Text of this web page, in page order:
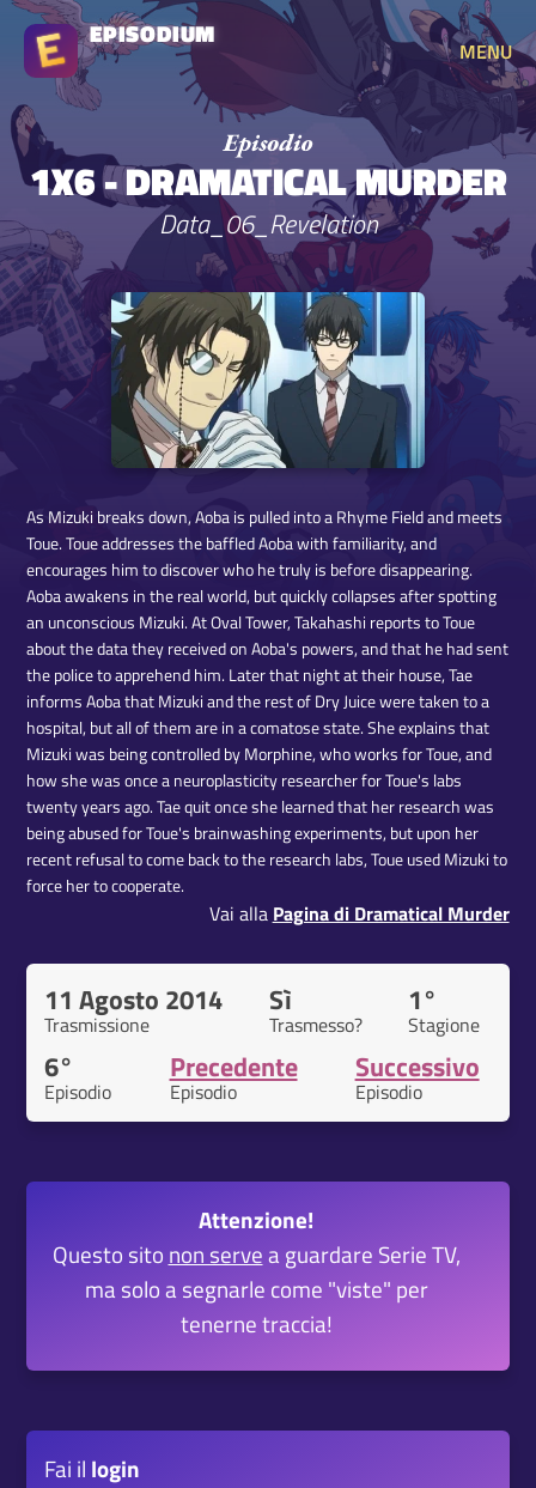
EPISODIUM
MENU
1X6 - DRAMATICAL MURDER
Data_06_Revelation
As Mizuki breaks down, Aoba is pulled into a Rhyme Field and meets
Toue. Toue addresses the baffled Aoba with familiarity, and
encourages him to discover who he truly is before disappearing.
Aoba awakens in the real world, but quickly collapses after spotting
an unconscious Mizuki. At Oval Tower, Takahashi reports to Toue
about the data they received on Aoba's powers, and that he had sent
the police to apprehend him. Later that night at their house, Tae
informs Aoba that Mizuki and the rest of Dry Juice were taken to a
hospital, but all of them are in a comatose state. She explains that
Mizuki was being controlled by Morphine, who works for Toue, and
how she was once a neuroplasticity researcher for Toue's labs
twenty years ago. Tae quit once she learned that her research was
being abused for Toue's brainwashing experiments, but upon her
recent refusal to come back to the research labs, Toue used Mizuki to
force her to cooperate.
Vai alla Pagina di Dramatical Murder
11 Agosto 2014
Trasmissione
Sì
Trasmesso?
1°
Stagione
6°
Episodio
Precedente
Episodio
Successivo
Episodio
Attenzione!
Questo sito non servea guardare Serie TV,
ma solo a segnarle come "viste" per
tenerne traccia!
Fai il login